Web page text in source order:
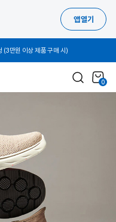
앱 열기
비 무료
0